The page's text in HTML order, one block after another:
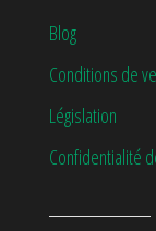
Blog
Conditions de
Législation
Confidentialité